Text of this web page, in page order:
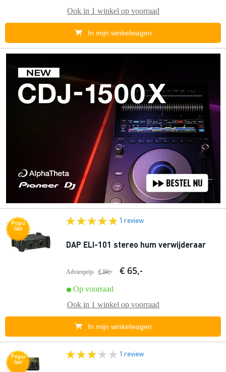
Ook in 1 winkel op voorraad
In mijn winkelwagen
Popu
lair
1 review
DAP ELI-101 stereo hum verwijderaar
Adviesprijs € 86,- € 65,-
Op voorraad
Ook in 1 winkel op voorraad
In mijn winkelwagen
Popu
lair
1 review